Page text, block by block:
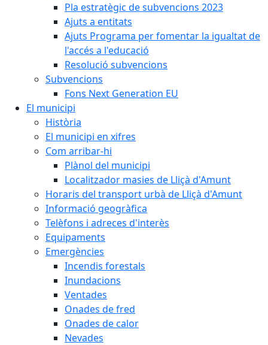
Pla estratègic de subvencions 2023
Ajuts a entitats
Ajuts Programa per fomentar la igualtat de
l'accés a l'educació
Resolució subvencions
Subvencions
Fons Next Generation EU
El municipi
Història
El municipi en xifres
Com arribar-hi
Plànol del municipi
Localitzador masies de Lliçà d'Amunt
Horaris del transport urbà de Lliçà d'Amunt
Informació geogràfica
Telèfons i adreces d'interès
Equipaments
Emergències
Incendis forestals
Inundacions
Ventades
Onades de fred
Onades de calor
Nevades